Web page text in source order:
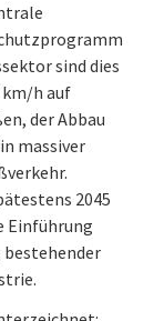
sind dies
h auf
der Abbau
massiver
2045
Einführung
bestehender